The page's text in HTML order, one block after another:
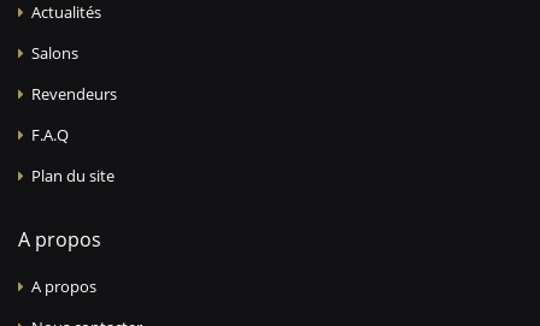
Actualités
Salons
Revendeurs
F.A.Q
Plan du site
A propos
A propos